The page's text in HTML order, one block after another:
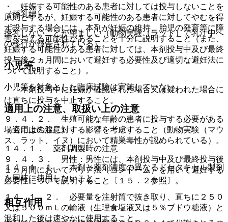
（授乳婦）
授乳しないことが望ましい（動物実験（ラット）で乳汁中へ
の移行が報告されている）。
小児等
小児等を対象とした臨床試験は実施していない。
適用上の注意、取扱い上の注意
（適用上の注意）
１４．１． 薬剤調製時の注意
１４．１．１． 本剤と薬剤濃度の異なるドセタキセル製剤
を同時に使用しないこと。
１４．１．２． 必要量を注射筒で抜き取り、直ちに２５０
又は５００ｍＬの輸液（生理食塩液又は５％ブドウ糖液）と
混和した後は速やかに使用すること。
・ 妊娠する可能性のある患者に対しては投与しないことを
原則とするが、妊娠する可能性のある患者に対してやむを得
ず投与する場合には、本剤が妊娠の維持、胎児の発育等に障
害を与える可能性があることを十分に説明すること（また、
妊娠する可能性のある患者に対しては、本剤投与中及び最終
投与後２ヵ月間において避妊する必要性及び適切な避妊法に
ついて説明すること）。
・ 本剤投与中に妊娠が確認された場合又は疑われた場合に
は直ちに投与を中止すること。
９．４．２． 生殖可能な年齢の患者に投与する必要がある
場合には性腺に対する影響を考慮すること（動物実験（マウ
ス、ラット、イヌ）において精巣毒性が認められている）。
９．４．３． 男性：男性には、本剤投与中及び最終投与後
１ヵ月間においてバリア法（コンドーム）を用いて避妊する
必要性について説明すること〔１５．２参照〕。
相互作用